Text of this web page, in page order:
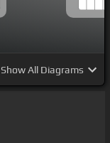
ShowAll Diagrams